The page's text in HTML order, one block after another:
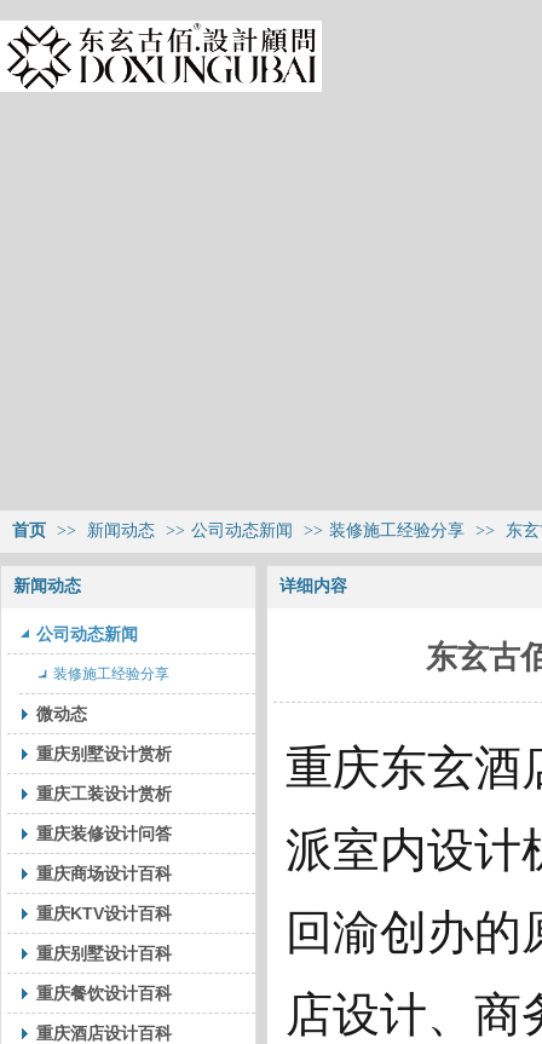
首页 >> 新闻动态 >> 公司动态新闻 >> 装修施工经验分享 >> 东
新闻动态
公司动态新闻
装修施工经验分享
微动态
重庆别墅设计赏析
重庆工装设计赏析
重庆装修设计问答
重庆商场设计百科
重庆KTV设计百科
重庆别墅设计百科
重庆餐饮设计百科
重庆酒店设计百科
详细内容
东玄古
重庆东玄酒
派室内设计
回渝创办
店设计、商